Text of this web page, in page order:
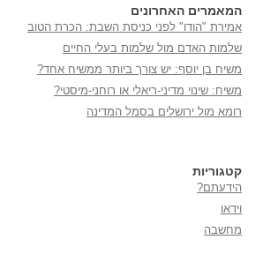
המאמרים האחרונים
אמירת "הודו" לפני כניסת השבת: הכרת הטוב
שלמות האדם מול שלמות בעלי החיים
משיח בן יוסף: יש צורך ביותר ממשיח אחד?
משיח: שינוי מדיני-ריאלי או רוחני-מיסטי?
רומא מול ירושלים בסמל המדינה
קטגוריות
הידעתם?
וידאו
מחשבה